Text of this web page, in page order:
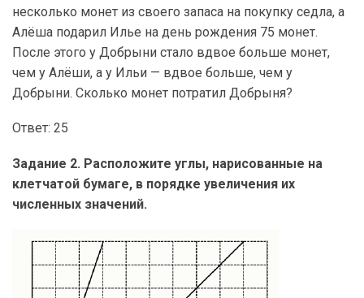
несколько монет из своего запаса на покупку седла, а
Алёша подарил Илье на день рождения 75 монет.
После этого у Добрыни стало вдвое больше монет,
чем у Алёши, а у Ильи — вдвое больше, чем у
Добрыни. Сколько монет потратил Добрыня?
Ответ: 25
Задание 2. Расположите углы, нарисованные на
клетчатой бумаге, в порядке увеличения их
численных значений.